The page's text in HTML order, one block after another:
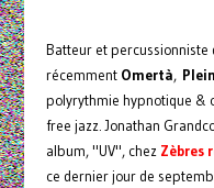
Batteur et percussionniste
récemment Omertà,
polyrythmie hypnotique &
free jazz. Jonathan
album, "UV", chez Zèbres
ce dernier jour de